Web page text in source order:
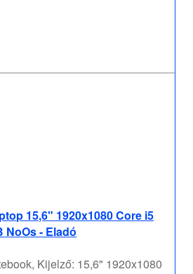
15,6" 1920x1080 Core i5
NoOs - Eladó
Kijelző: 15,6" 1920x1080